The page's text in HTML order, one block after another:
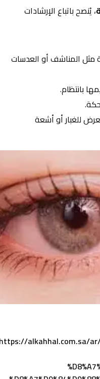
، يُنصح باتباع الإرشادات
مثل المناشف أو العدسات
بانتظام.
للغبار أو أشعة
alkahhal.com.sa/ar/